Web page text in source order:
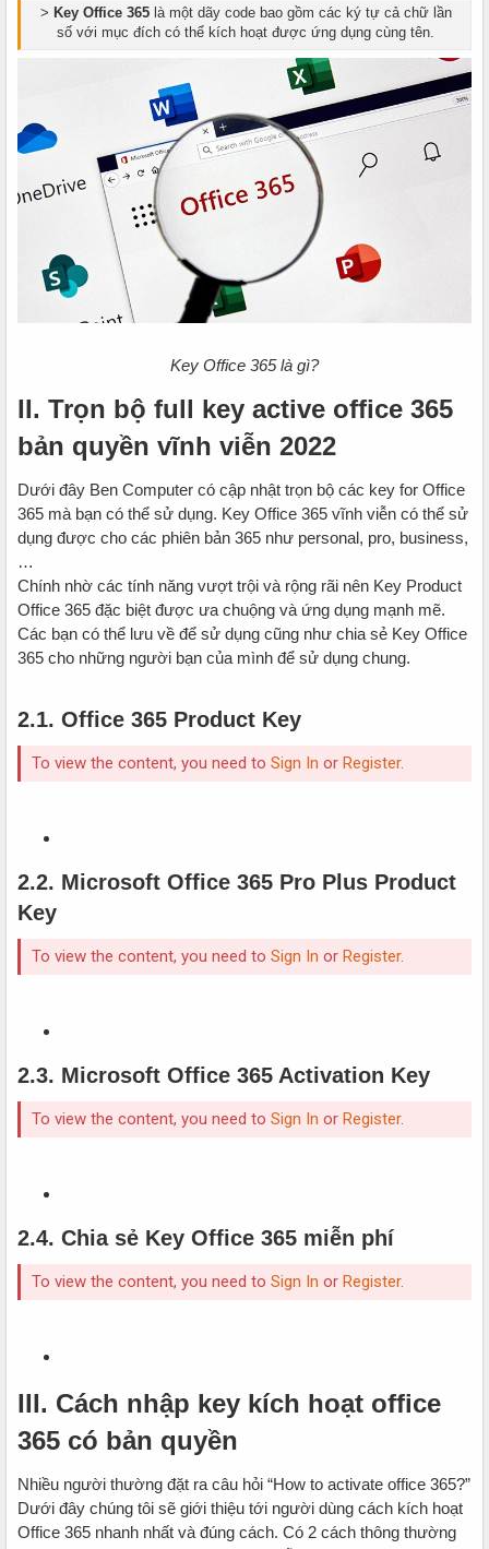
> Key Office 365là một dãy code bao gồm các ký tự cả chữ lần
số với mục đích có thể kích hoạt được ứng dụng cùng tên.
Key Office 365 là gì?
II. Trọn bộ full key active office 365
bản quyền vĩnh viễn 2022
Dưới đây Ben Computer có cập nhật trọn bộ các key for Office
365 mà bạn có thể sử dụng. Key Office 365 vĩnh viễn có thể sử
dụng được cho các phiên bản 365 như personal, pro, business,
…
Chính nhờ các tính năng vượt trội và rộng rãi nên Key Product
Office 365 đặc biệt được ưa chuộng và ứng dụng mạnh mẽ.
Các bạn có thể lưu về để sử dụng cũng như chia sẻ Key Office
365 cho những người bạn của mình để sử dụng chung.
2.1. Office 365 Product Key
To view the content, you need to Sign In or Register.
2.2. Microsoft Office 365 Pro Plus Product
Key
To view the content, you need to Sign In or Register.
2.3. Microsoft Office 365 Activation Key
To view the content, you need to Sign In or Register.
2.4. Chia sẻ Key Office 365 miễn phí
To view the content, you need to Sign In or Register.
III. Cách nhập key kích hoạt office
365 có bản quyền
Nhiều người thường đặt ra câu hỏi “How to activate office 365?”
Dưới đây chúng tôi sẽ giới thiệu tới người dùng cách kích hoạt
Office 365 nhanh nhất và đúng cách. Có 2 cách thông thường